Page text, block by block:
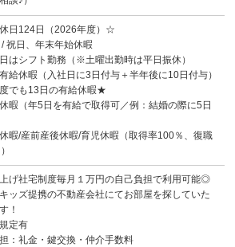
日124日（2026年度）☆
/ 祝日、年末年始休暇
日はシフト勤務（※土曜出勤時は平日振休）
有給休暇（入社日に3日付与＋半年後に10日付与）
でも13日の有給休暇★
休暇（年5日を有給で取得可／例：結婚の際に5日
休暇/産前産後休暇/育児休暇（取得率100％、復職
げ社宅制度毎月１万円の自己負担で利用可能◎
ッズ提携の不動産会社にてお部屋を探していた
！
定有
：礼金・鍵交換・仲介手数料